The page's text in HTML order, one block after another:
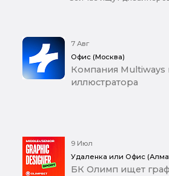
7 Авг
Офис (Москва)
Компания Multiways
иллюстратора
9 Июл
Удаленка или Офис
БК Олимп ищет